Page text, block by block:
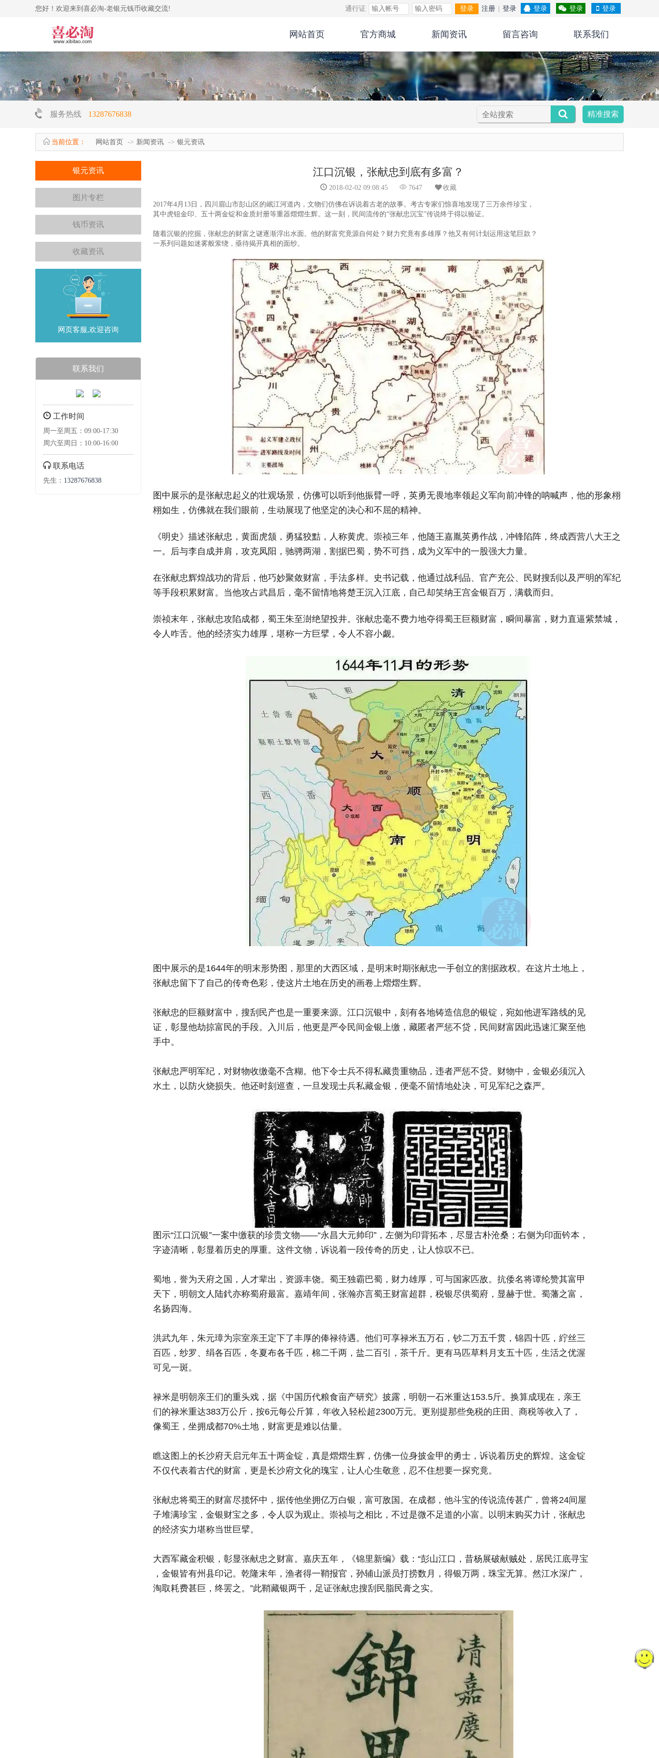
您好！欢迎来到喜必淘-老银元钱币收藏交流! 通行证 登录 注册 登录 登录 登录 登录
网站首页 官方商城 新闻资讯 留言咨询 联系我们
服务热线 13287676838 精准搜索
当前位置： 网站首页 新闻资讯 银元资讯
银元资讯
图片专栏
钱币资讯
收藏资讯
网页客服,欢迎咨询
联系我们
工作时间
周一至周五：09:00-17:30
周六至周日：10:00-16:00
联系电话
先生： 13287676838
江口沉银，张献忠到底有多富？
2018-02-02 09:08:45 7647 收藏
2017年4月13日，四川眉山市彭山区的岷江河道内，文物们仿佛在诉说着古老的故事。考古专家们惊喜地发现了三万余件珍宝，
其中虎钮金印、五十两金锭和金质封册等重器熠熠生辉。这一刻，民间流传的“张献忠沉宝”传说终于得以验证。
随着沉银的挖掘，张献忠的财富之谜逐渐浮出水面。他的财富究竟源自何处？财力究竟有多雄厚？他又有何计划运用这笔巨款？
一系列问题如迷雾般萦绕，亟待揭开真相的面纱。
图中展示的是张献忠起义的壮观场景，仿佛可以听到他振臂一呼，英勇无畏地率领起义军向前冲锋的呐喊声，他的形象栩
栩如生，仿佛就在我们眼前，生动展现了他坚定的决心和不屈的精神。
《明史》描述张献忠，黄面虎颔，勇猛狡黠，人称黄虎。崇祯三年，他随王嘉胤英勇作战，冲锋陷阵，终成西营八大王之
一。后与李自成并肩，攻克凤阳，驰骋两湖，割据巴蜀，势不可挡，成为义军中的一股强大力量。
在张献忠辉煌战功的背后，他巧妙聚敛财富，手法多样。史书记载，他通过战利品、官产充公、民财搜刮以及严明的军纪
等手段积累财富。当他攻占武昌后，毫不留情地将楚王沉入江底，自己却笑纳王宫金银百万，满载而归。
崇祯末年，张献忠攻陷成都，蜀王朱至澍绝望投井。张献忠毫不费力地夺得蜀王巨额财富，瞬间暴富，财力直逼紫禁城，
令人咋舌。他的经济实力雄厚，堪称一方巨擘，令人不容小觑。
图中展示的是1644年的明末形势图，那里的大西区域，是明末时期张献忠一手创立的割据政权。在这片土地上，
张献忠留下了自己的传奇色彩，使这片土地在历史的画卷上熠熠生辉。
张献忠的巨额财富中，搜刮民产也是一重要来源。江口沉银中，刻有各地铸造信息的银锭，宛如他进军路线的见
证，彰显他劫掠富民的手段。入川后，他更是严令民间金银上缴，藏匿者严惩不贷，民间财富因此迅速汇聚至他
手中。
张献忠严明军纪，对财物收缴毫不含糊。他下令士兵不得私藏贵重物品，违者严惩不贷。财物中，金银必须沉入
水土，以防火烧损失。他还时刻巡查，一旦发现士兵私藏金银，便毫不留情地处决，可见军纪之森严。
图示“江口沉银”一案中缴获的珍贵文物——“永昌大元帅印”，左侧为印背拓本，尽显古朴沧桑；右侧为印面钤本，
字迹清晰，彰显着历史的厚重。这件文物，诉说着一段传奇的历史，让人惊叹不已。
蜀地，誉为天府之国，人才辈出，资源丰饶。蜀王独霸巴蜀，财力雄厚，可与国家匹敌。抗倭名将谭纶赞其富甲
天下，明朝文人陆釴亦称蜀府最富。嘉靖年间，张瀚亦言蜀王财富超群，税银尽供蜀府，显赫于世。蜀藩之富，
名扬四海。
洪武九年，朱元璋为宗室亲王定下了丰厚的俸禄待遇。他们可享禄米五万石，钞二万五千贯，锦四十匹，紵丝三
百匹，纱罗、绢各百匹，冬夏布各千匹，棉二千两，盐二百引，茶千斤。更有马匹草料月支五十匹，生活之优渥
可见一斑。
禄米是明朝亲王们的重头戏，据《中国历代粮食亩产研究》披露，明朝一石米重达153.5斤。换算成现在，亲王
们的禄米重达383万公斤，按6元每公斤算，年收入轻松超2300万元。更别提那些免税的庄田、商税等收入了，
像蜀王，坐拥成都70%土地，财富更是难以估量。
瞧这图上的长沙府天启元年五十两金锭，真是熠熠生辉，仿佛一位身披金甲的勇士，诉说着历史的辉煌。这金锭
不仅代表着古代的财富，更是长沙府文化的瑰宝，让人心生敬意，忍不住想要一探究竟。
张献忠将蜀王的财富尽揽怀中，据传他坐拥亿万白银，富可敌国。在成都，他斗宝的传说流传甚广，曾将24间屋
子堆满珍宝，金银财宝之多，令人叹为观止。崇祯与之相比，不过是微不足道的小富。以明末购买力计，张献忠
的经济实力堪称当世巨擘。
大西军藏金积银，彰显张献忠之财富。嘉庆五年，《锦里新编》载：“彭山江口，昔杨展破献贼处，居民江底寻宝
，金银皆有州县印记。乾隆末年，渔者得一鞘报官，孙辅山派员打捞数月，得银万两，珠宝无算。然江水深广，
淘取耗费甚巨，终罢之。”此鞘藏银两千，足证张献忠搜刮民脂民膏之实。